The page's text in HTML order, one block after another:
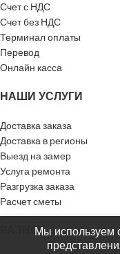
Счет с НДС
Счет без НДС
Терминал оплаты
Перевод
Онлайн касса
НАШИ УСЛУГИ
Доставка заказа
Доставка в регионы
Выезд на замер
Услуга ремонта
Разгрузка заказа
Расчет сметы
РАЗНОЕМы используем